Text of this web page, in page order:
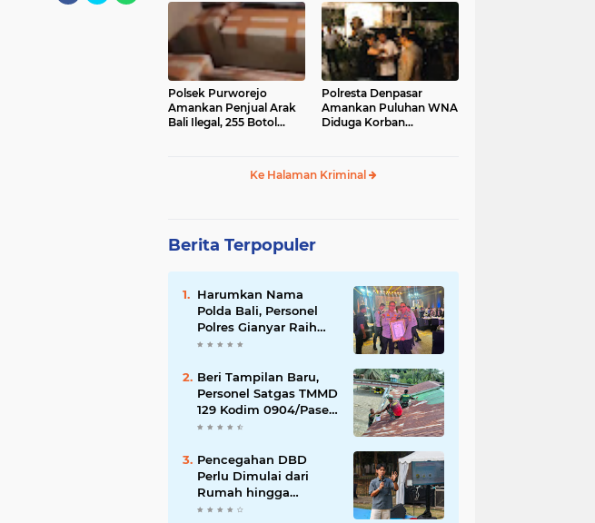
Polsek Purworejo
Amankan Penjual Arak
Bali Ilegal, 255 Botol
Polresta Denpasar
Amankan Puluhan WNA
Diduga Korban
Ke Halaman Kriminal
Berita Terpopuler
Harumkan Nama
Polda Bali, Personel
Polres Gianyar Raih
Penghargaan
Beri Tampilan Baru,
Personel Satgas TMMD
129 Kodim 0904/Paser
Cat Atap Rumah
Pencegahan DBD
Perlu Dimulai dari
Rumah hingga
Lingkungan Sekolah